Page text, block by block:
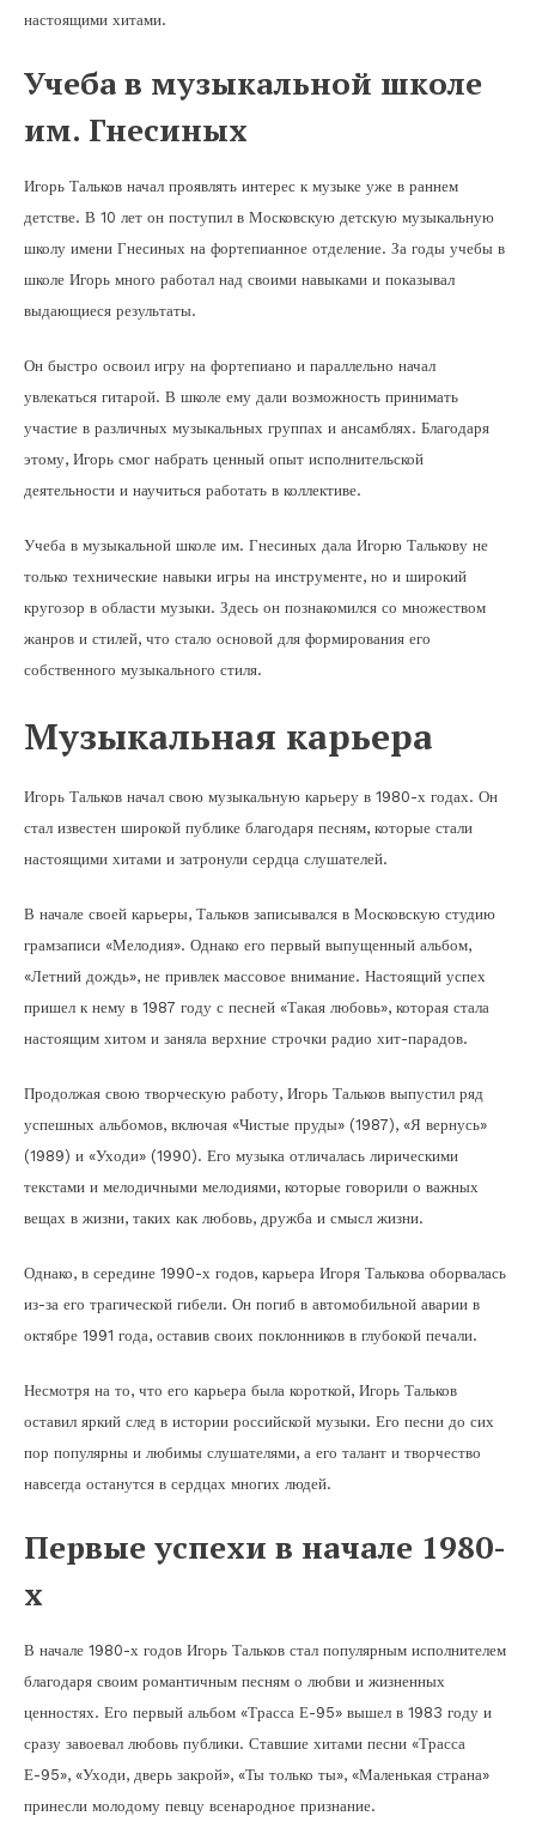
настоящими хитами.
Учеба в музыкальной школе
им. Гнесиных
Игорь Тальков начал проявлять интерес к музыке уже в раннем
детстве. В 10 лет он поступил в Московскую детскую музыкальную
школу имени Гнесиных на фортепианное отделение. За годы учебы в
школе Игорь много работал над своими навыками и показывал
выдающиеся результаты.
Он быстро освоил игру на фортепиано и параллельно начал
увлекаться гитарой. В школе ему дали возможность принимать
участие в различных музыкальных группах и ансамблях. Благодаря
этому, Игорь смог набрать ценный опыт исполнительской
деятельности и научиться работать в коллективе.
Учеба в музыкальной школе им. Гнесиных дала Игорю Талькову не
только технические навыки игры на инструменте, но и широкий
кругозор в области музыки. Здесь он познакомился со множеством
жанров и стилей, что стало основой для формирования его
собственного музыкального стиля.
Музыкальная карьера
Игорь Тальков начал свою музыкальную карьеру в 1980-х годах. Он
стал известен широкой публике благодаря песням, которые стали
настоящими хитами и затронули сердца слушателей.
В начале своей карьеры, Тальков записывался в Московскую студию
грамзаписи «Мелодия». Однако его первый выпущенный альбом,
«Летний дождь», не привлек массовое внимание. Настоящий успех
пришел к нему в 1987 году с песней «Такая любовь», которая стала
настоящим хитом и заняла верхние строчки радио хит-парадов.
Продолжая свою творческую работу, Игорь Тальков выпустил ряд
успешных альбомов, включая «Чистые пруды» (1987), «Я вернусь»
(1989) и «Уходи» (1990). Его музыка отличалась лирическими
текстами и мелодичными мелодиями, которые говорили о важных
вещах в жизни, таких как любовь, дружба и смысл жизни.
Однако, в середине 1990-х годов, карьера Игоря Талькова оборвалась
из-за его трагической гибели. Он погиб в автомобильной аварии в
октябре 1991 года, оставив своих поклонников в глубокой печали.
Несмотря на то, что его карьера была короткой, Игорь Тальков
оставил яркий след в истории российской музыки. Его песни до сих
пор популярны и любимы слушателями, а его талант и творчество
навсегда останутся в сердцах многих людей.
Первые успехи в начале 1980-
х
В начале 1980-х годов Игорь Тальков стал популярным исполнителем
благодаря своим романтичным песням о любви и жизненных
ценностях. Его первый альбом «Трасса Е-95» вышел в 1983 году и
сразу завоевал любовь публики. Ставшие хитами песни «Трасса
Е-95», «Уходи, дверь закрой», «Ты только ты», «Маленькая страна»
принесли молодому певцу всенародное признание.